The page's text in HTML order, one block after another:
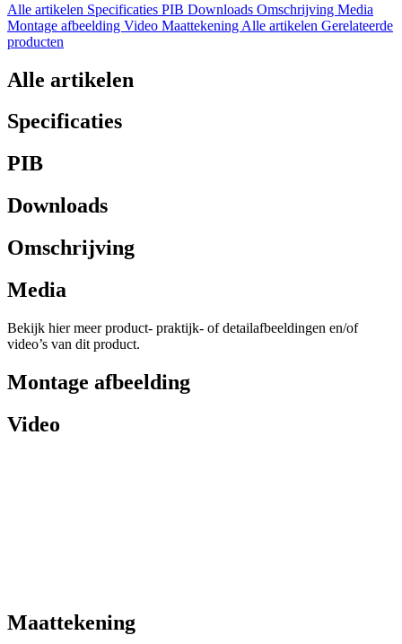
Alle artikelen Specificaties PIB Downloads Omschrijving Media
Montage afbeelding Video Maattekening Alle artikelen Gerelateerde
producten
Alle artikelen
Specificaties
PIB
Downloads
Omschrijving
Media
Bekijk hier meer product- praktijk- of detailafbeeldingen en/of
video’s van dit product.
Montage afbeelding
Video
Maattekening